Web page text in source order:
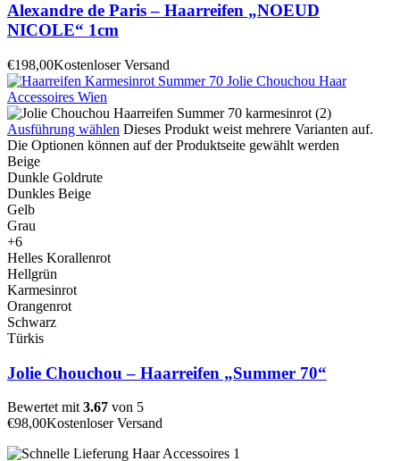
Alexandre de Paris – Haarreifen „NOEUD
NICOLE“ 1cm
€198,00Kostenloser Versand
Ausführung wählen Dieses Produkt weist mehrere Varianten auf.
Die Optionen können auf der Produktseite gewählt werden
Beige
Dunkle Goldrute
Dunkles Beige
Gelb
Grau
+6
Helles Korallenrot
Hellgrün
Karmesinrot
Orangenrot
Schwarz
Türkis
Jolie Chouchou – Haarreifen „Summer 70“
Bewertet mit 3.67 von 5
€98,00Kostenloser Versand